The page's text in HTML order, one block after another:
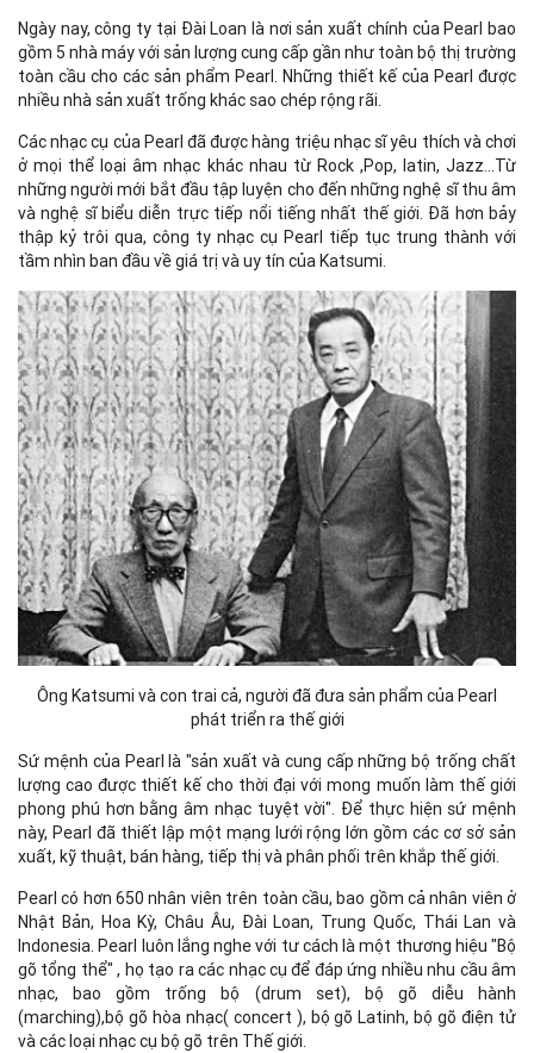
Ngày nay, công ty tại Đài Loan là nơi sản xuất chính của Pearl bao
gồm 5 nhà máy với sản lượng cung cấp gần như toàn bộ thị trường
toàn cầu cho các sản phẩm Pearl. Những thiết kế của Pearl được
nhiều nhà sản xuất trống khác sao chép rộng rãi.
Các nhạc cụ của Pearl đã được hàng triệu nhạc sĩ yêu thích và chơi
ở mọi thể loại âm nhạc khác nhau từ Rock ,Pop, latin, Jazz…Từ
những người mới bắt đầu tập luyện cho đến những nghệ sĩ thu âm
và nghệ sĩ biểu diễn trực tiếp nổi tiếng nhất thế giới. Đã hơn bảy
thập kỷ trôi qua, công ty nhạc cụ Pearl tiếp tục trung thành với
tầm nhìn ban đầu về giá trị và uy tín của Katsumi.
Ông Katsumi và con trai cả, người đã đưa sản phẩm của Pearl
phát triển ra thế giới
Sứ mệnh của Pearl là "sản xuất và cung cấp những bộ trống chất
lượng cao được thiết kế cho thời đại với mong muốn làm thế giới
phong phú hơn bằng âm nhạc tuyệt vời". Để thực hiện sứ mệnh
này, Pearl đã thiết lập một mạng lưới rộng lớn gồm các cơ sở sản
xuất, kỹ thuật, bán hàng, tiếp thị và phân phối trên khắp thế giới.
Pearl có hơn 650 nhân viên trên toàn cầu, bao gồm cả nhân viên ở
Nhật Bản, Hoa Kỳ, Châu Âu, Đài Loan, Trung Quốc, Thái Lan và
Indonesia. Pearl luôn lắng nghe với tư cách là một thương hiệu "Bộ
gõ tổng thể" , họ tạo ra các nhạc cụ để đáp ứng nhiều nhu cầu âm
nhạc, bao gồm trống bộ (drum set), bộ gõ diễu hành
(marching),bộ gõ hòa nhạc( concert ), bộ gõ Latinh, bộ gõ điện tử
và các loại nhạc cụ bộ gõ trên Thế giới.